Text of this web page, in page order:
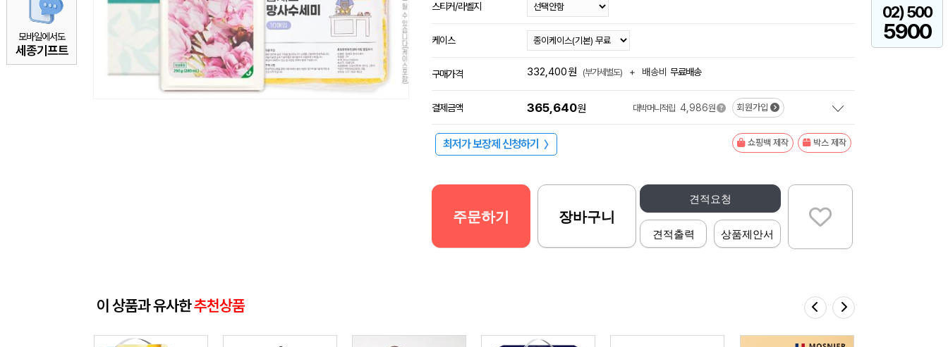
모바일에서도
세종기프트
02) 500
5900
스티커/라벨지
케이스
구매가격 332,400원 (부가세별도) + 배송비 무료배송
결제금액 365,640원 대박머니적립 4,986원 회원가입
최저가 보장제 신청하기 〉 쇼핑백 제작 박스 제작
견적요청
견적출력 상품제안서
주문하기 장바구니
이 상품과 유사한추천상품